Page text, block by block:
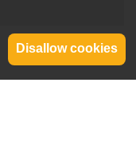
Disallow cookies